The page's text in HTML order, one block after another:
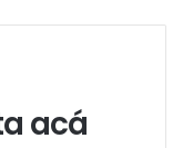
un tratamiento y
acá